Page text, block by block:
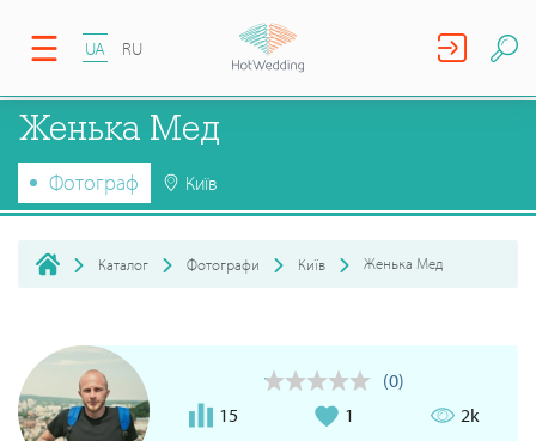
UA RU
Женька Мед
Фотограф Київ
Каталог Фотографи Київ Женька Мед
(0)
15
1 2k